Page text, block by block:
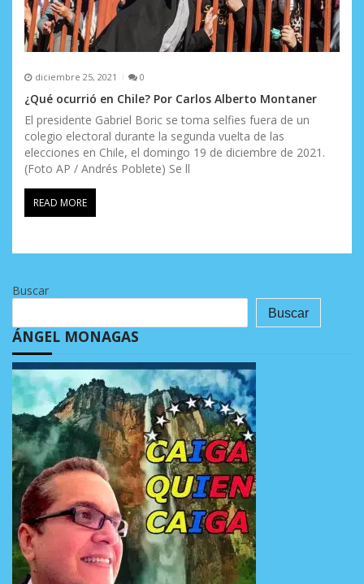
diciembre 25, 2021 0
¿Qué ocurrió en Chile? Por Carlos Alberto Montaner
El presidente Gabriel Boric se toma selfies fuera de un
colegio electoral durante la segunda vuelta de las
elecciones en Chile, el domingo 19 de diciembre de 2021.
(Foto AP / Andrés Poblete) Se ll
READ MORE
Buscar
Buscar
ÁNGEL MONAGAS